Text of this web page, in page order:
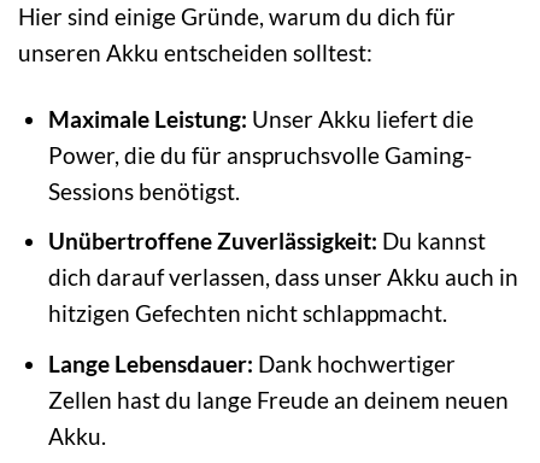
Hier sind einige Gründe, warum du dich für
unseren Akku entscheiden solltest:
Maximale Leistung: Unser Akku liefert die
Power, die du für anspruchsvolle Gaming-
Sessions benötigst.
Unübertroffene Zuverlässigkeit: Du kannst
dich darauf verlassen, dass unser Akku auch in
hitzigen Gefechten nicht schlappmacht.
Lange Lebensdauer: Dank hochwertiger
Zellen hast du lange Freude an deinem neuen
Akku.